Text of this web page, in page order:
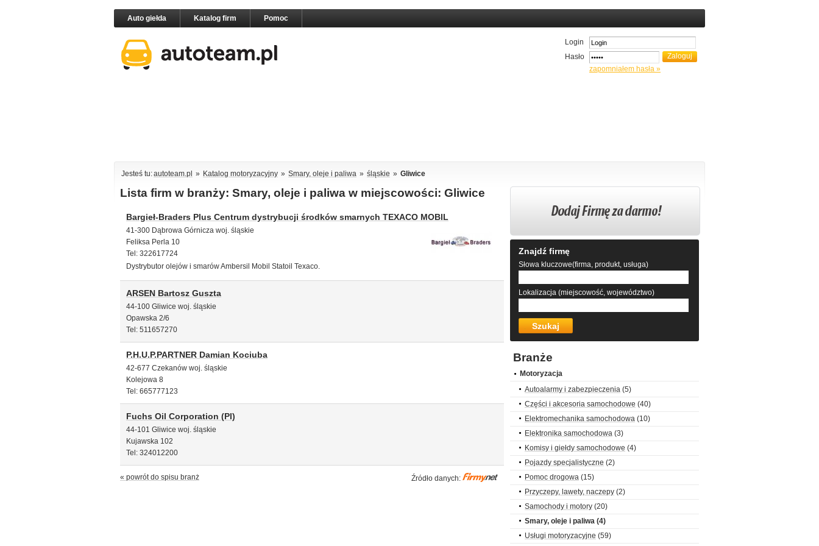
Auto giełda Katalog firm Pomoc
Login
Hasło
zapomniałem hasła »
Jesteś tu:autoteam.pl » Katalog motoryzacyjny » Smary, oleje i paliwa » śląskie » Gliwice
Lista firm w branży: Smary, oleje i paliwa w miejscowości: Gliwice
Bargieł-Braders Plus Centrum dystrybucji środków smarnych TEXACO MOBIL
41-300 Dąbrowa Górnicza woj. śląskie
Feliksa Perla 10
Tel: 322617724
Dystrybutor olejów i smarów Ambersil Mobil Statoil Texaco.
ARSEN Bartosz Guszta
44-100 Gliwice woj. śląskie
Opawska 2/6
Tel: 511657270
P.H.U.P.PARTNER Damian Kociuba
42-677 Czekanów woj. śląskie
Kolejowa 8
Tel: 665777123
Fuchs Oil Corporation (Pl)
44-101 Gliwice woj. śląskie
Kujawska 102
Tel: 324012200
Źródło danych:
« powrót do spisu branż
Znajdź firmę
Słowa kluczowe(firma, produkt, usługa)
Lokalizacja (miejscowość, województwo)
Branże
Motoryzacja
Autoalarmy i zabezpieczenia (5)
Części i akcesoria samochodowe (40)
Elektromechanika samochodowa (10)
Elektronika samochodowa (3)
Komisy i giełdy samochodowe (4)
Pojazdy specjalistyczne (2)
Pomoc drogowa (15)
Przyczepy, lawety, naczepy (2)
Samochody i motory (20)
Smary, oleje i paliwa (4)
Usługi motoryzacyjne (59)